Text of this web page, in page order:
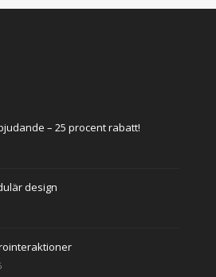
– 25 procent rabatt!
design